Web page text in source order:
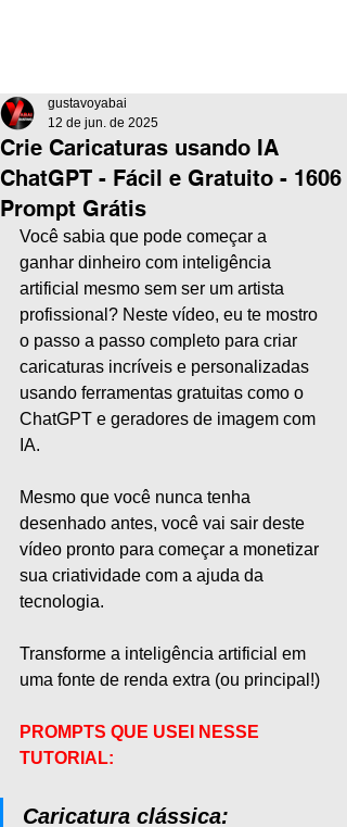
Crie Caricaturas usando IA
ChatGPT - Fácil e Gratuito - 1606
Prompt Grátis
gustavoyabai
12 de jun. de 2025
Você sabia que pode começar a
ganhar dinheiro com inteligência
artificial mesmo sem ser um artista
profissional? Neste vídeo, eu te mostro
o passo a passo completo para criar
caricaturas incríveis e personalizadas
usando ferramentas gratuitas como o
ChatGPT e geradores de imagem com
IA.
Mesmo que você nunca tenha
desenhado antes, você vai sair deste
vídeo pronto para começar a monetizar
sua criatividade com a ajuda da
tecnologia.
Transforme a inteligência artificial em
uma fonte de renda extra (ou principal!)
PROMPTS QUE USEI NESSE
TUTORIAL:
Caricatura clássica: